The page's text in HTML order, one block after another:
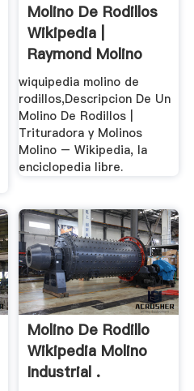
Molino De Rodillos
Wikipedia |
Raymond Molino
wiquipedia molino de
rodillos,Descripcion De Un
Molino De Rodillos |
Trituradora y Molinos
Molino – Wikipedia, la
enciclopedia libre.
Molino De Rodillo
Wikipedia Molino
Industrial .